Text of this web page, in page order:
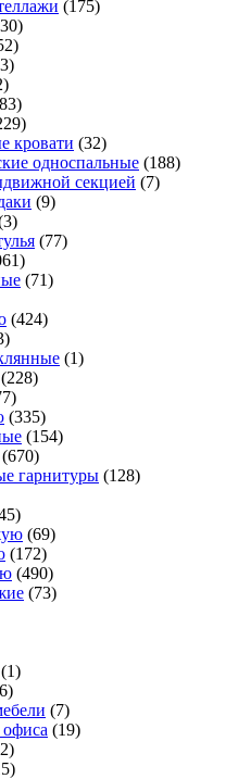
(175)
кровати (32)
односпальные (188)
секцией (7)
(9)
(77)
(71)
(424)
(1)
(228)
(335)
(154)
(670)
гарнитуры (128)
(69)
(172)
(490)
(73)
(1)
(7)
(19)